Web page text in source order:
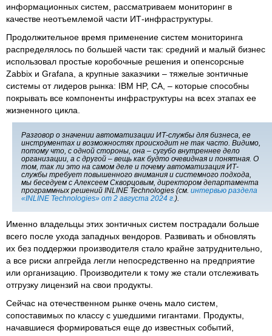
информационных систем, рассматриваем мониторинг в
качестве неотъемлемой части ИТ-инфраструктуры.
Продолжительное время применение систем мониторинга
распределялось по большей части так: средний и малый бизнес
использовал простые коробочные решения и опенсорсные
Zabbix и Grafana, а крупные заказчики – тяжелые зонтичные
системы от лидеров рынка: IBM HP, CA, – которые способны
покрывать все компоненты инфраструктуры на всех этапах ее
жизненного цикла.
Разговор о значении автоматизации ИТ-службы для бизнеса, ее
инструментах и возможностях происходит не так часто. Видимо,
потому что, с одной стороны, она – сугубо внутреннее дело
организации, а с другой – вещь как будто очевидная и понятная. О
том, так ли это на самом деле и почему автоматизация ИТ-
службы требует повышенного внимания и системного подхода,
мы беседуем с Алексеем Скворцовым, директором департамента
программных решений INLINE Technologies (см. интервью раздела
«INLINE Technologies» от 2 августа 2024 г.).
Именно владельцы этих зонтичных систем пострадали больше
всего после ухода западных вендоров. Развивать и обновлять
их без поддержки производителя стало крайне затруднительно,
а все риски апгрейда легли непосредственно на предприятие
или организацию. Производители к тому же стали отслеживать
отгрузку лицензий на свои продукты.
Сейчас на отечественном рынке очень мало систем,
сопоставимых по классу с ушедшими гигантами. Продукты,
начавшиеся формироваться еще до известных событий,